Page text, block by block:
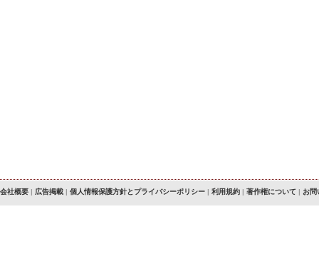
会社概要 | 広告掲載 | 個人情報保護方針とプライバシーポリシー | 利用規約 | 著作権について | お問